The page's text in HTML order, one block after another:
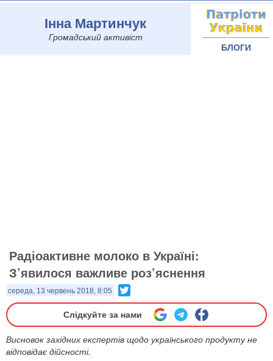
Інна Мартинчук
Громадський активіст
БЛОГИ
Радіоактивне молоко в Україні:
З’явилося важливе роз’яснення
середа, 13 червень 2018, 8:05
Слідкуйте за нами
Висновок західних експертів щодо українського продукту не
відповідає дійсності.